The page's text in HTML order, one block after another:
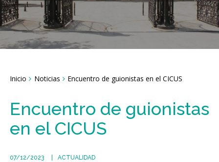
Breadcrumbs
You
Inicio Noticias Encuentro de guionistas en el CICUS
Encuentro de guionistas
en el CICUS
07/12/2023 ACTUALIDAD